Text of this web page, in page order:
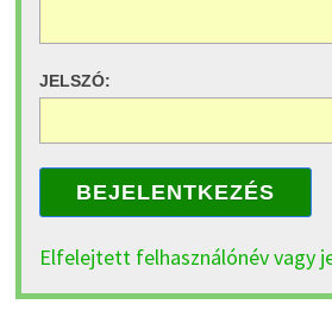
JELSZÓ:
BEJELENTKEZÉS
Elfelejtett felhasználónév vagy